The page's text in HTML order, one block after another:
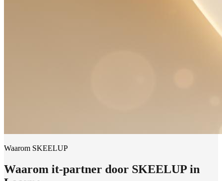
Waarom SKEELUP
Waarom it-partner door SKEELUP in